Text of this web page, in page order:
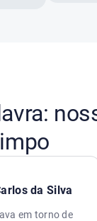
da Silva
em torno de